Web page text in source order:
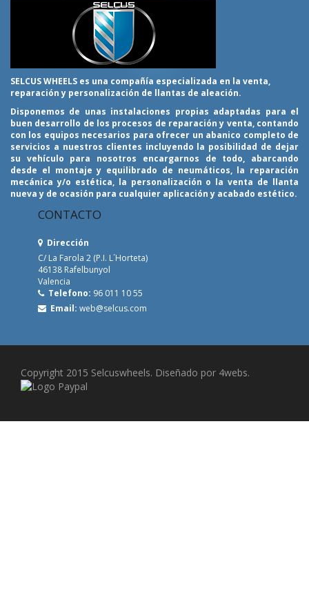
SELCUS WHEELS es una compañía especializada en la venta,
reparación y personalización de llantas de aleación.
Disponemos de unas instalaciones propias adaptadas para el
buen desarrollo de los procesos de reparación y venta, contando
con los equipos necesarios para ofrecer un abanico completo de
servicios a nuestros clientes incluyendo la posibilidad de dejar
su vehículo para nosotros encargarnos de todo, abarcando
desde el montaje y equilibrado de neumáticos, la reparación
mecánica y/o estética, la personalización o la venta de llanta
nueva y de ocasión para cualquier aplicación y acabado estético.
CONTACTO
Dirección
C/ La Farola 2 (P.I. L´Horteta)
46138 Rafelbunyol
Valencia
Telefono: 96 011 10 55
Email: web@selcus.com
Copyright 2015 Selcuswheels. Diseñado por 4webs.